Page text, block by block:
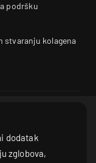
podršku
kolagena
dodatak
zglobova,